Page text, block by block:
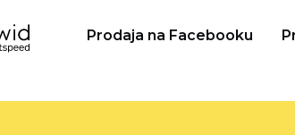
Prodaja na Facebooku